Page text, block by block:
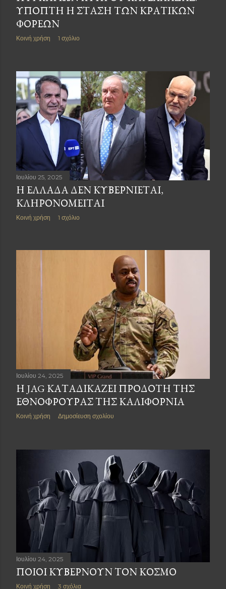
ΎΠΟΠΤΗ Η ΣΤΆΣΗ ΤΩΝ ΚΡΑΤΙΚΏΝ
ΦΟΡΈΩΝ
Κοινή χρήση 1 σχόλιο
Ιουλίου 25, 2025
Η ΕΛΛΆΔΑ ΔΕΝ ΚΥΒΕΡΝΙΈΤΑΙ,
ΚΛΗΡΟΝΟΜΕΊΤΑΙ
Κοινή χρήση 1 σχόλιο
Ιουλίου 24, 2025
Η JAG ΚΑΤΑΔΙΚΆΖΕΙ ΠΡΟΔΌΤΗ ΤΗΣ
ΕΘΝΟΦΡΟΥΡΆΣ ΤΗΣ ΚΑΛΙΦΌΡΝΙΑ
Κοινή χρήση Δημοσίευση σχολίου
Ιουλίου 24, 2025
ΠΟΙΟΙ ΚΥΒΕΡΝΟΥΝ ΤΟΝ ΚΟΣΜΟ
Κοινή χρήση 3 σχόλια